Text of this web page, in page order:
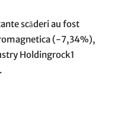
scăderi au fost
(-7,34%),
Holdingrock1